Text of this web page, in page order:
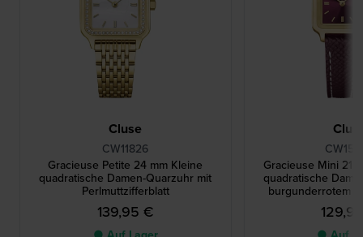
Cluse
CW11826
Gracieuse Petite 24 mm Kleine
quadratische Damen-Quarzuhr mit
Perlmuttzifferblatt
139,95 €
Gracieuse Mini 21
quadratische
burgunderrotem